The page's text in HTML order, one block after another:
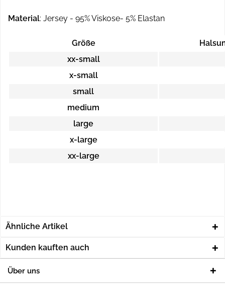
Material: Jersey - 95% Viskose- 5% Elastan
Größe
xx-small
x-small
small
medium
large
x-large
xx-large
Ähnliche Artikel
Kunden kauften auch
Über uns